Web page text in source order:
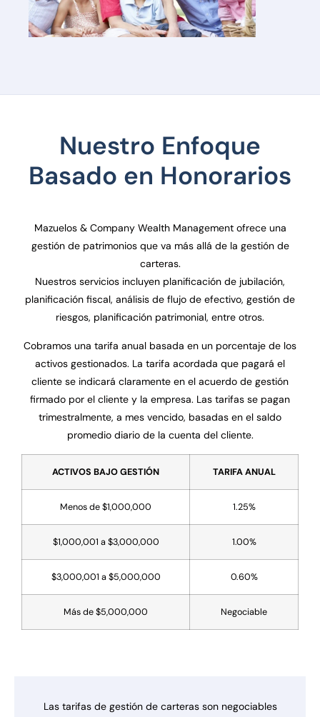
Nuestro Enfoque
Basado en Honorarios
Mazuelos & Company Wealth Management ofrece una
gestión de patrimonios que va más allá de la gestión de
carteras.
Nuestros servicios incluyen planificación de jubilación,
planificación fiscal, análisis de flujo de efectivo, gestión de
riesgos, planificación patrimonial, entre otros.
Cobramos una tarifa anual basada en un porcentaje de los
activos gestionados. La tarifa acordada que pagará el
cliente se indicará claramente en el acuerdo de gestión
firmado por el cliente y la empresa. Las tarifas se pagan
trimestralmente, a mes vencido, basadas en el saldo
promedio diario de la cuenta del cliente.
ACTIVOS BAJO GESTIÓN TARIFA ANUAL
Menos de $1,000,000 1.25%
$1,000,001 a $3,000,000 1.00%
$3,000,001 a $5,000,000 0.60%
Más de $5,000,000 Negociable
Las tarifas de gestión de carteras son negociables